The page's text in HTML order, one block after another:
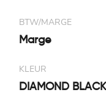
BTW/MARGE
Marge
KLEUR
DIAMOND